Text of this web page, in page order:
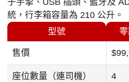
統，行李箱容量為 210 公升。
型號
售價
座位數量（連司機） 4